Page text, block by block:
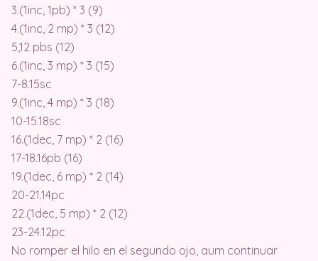
3.(1inc, 1pb) * 3 (9)
4.(1inc, 2 mp) * 3 (12)
5,12 pbs (12)
6.(1inc, 3 mp) * 3 (15)
7-8.15sc
9.(1inc, 4 mp) * 3 (18)
10-15.18sc
16.(1dec, 7 mp) * 2 (16)
17-18.16pb (16)
19.(1dec, 6 mp) * 2 (14)
20-21.14pc
22.(1dec, 5 mp) * 2 (12)
23-24.12pc
No romper el hilo en el segundo ojo, aum continuar